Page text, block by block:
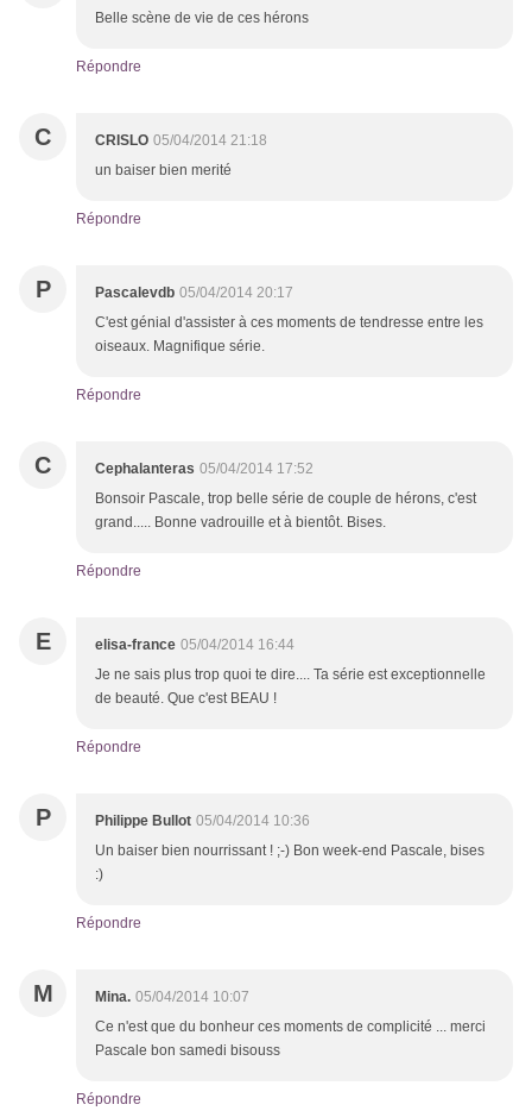
Belle scène de vie de ces hérons
Répondre
C CRISLO 05/04/2014 21:18
un baiser bien merité
Répondre
P Pascalevdb 05/04/2014 20:17
C'est génial d'assister à ces moments de tendresse entre les
oiseaux. Magnifique série.
Répondre
C Cephalanteras 05/04/2014 17:52
Bonsoir Pascale, trop belle série de couple de hérons, c'est
grand..... Bonne vadrouille et à bientôt. Bises.
Répondre
E elisa-france 05/04/2014 16:44
Je ne sais plus trop quoi te dire.... Ta série est exceptionnelle
de beauté. Que c'est BEAU !
Répondre
P Philippe Bullot 05/04/2014 10:36
Un baiser bien nourrissant ! ;-) Bon week-end Pascale, bises
:)
Répondre
M Mina. 05/04/2014 10:07
Ce n'est que du bonheur ces moments de complicité ... merci
Pascale bon samedi bisouss
Répondre